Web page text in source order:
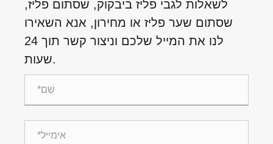
לשאלות לגבי פליז ביבקוק, שסתום פליז,
שסתום שער פליז או מחירון, אנא השאירו
לנו את המייל שלכם וניצור קשר תוך 24
שעות.